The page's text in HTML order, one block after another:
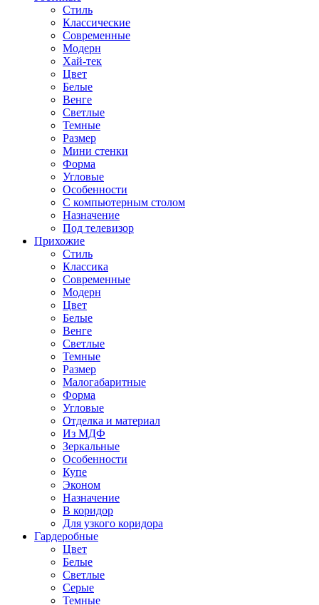
Стиль
Классические
Современные
Модерн
Хай-тек
Цвет
Белые
Венге
Светлые
Темные
Размер
Мини стенки
Форма
Угловые
Особенности
С компьютерным столом
Назначение
Под телевизор
Прихожие
Стиль
Классика
Современные
Модерн
Цвет
Белые
Венге
Светлые
Темные
Размер
Малогабаритные
Форма
Угловые
Отделка и материал
Из МДФ
Зеркальные
Особенности
Купе
Эконом
Назначение
В коридор
Для узкого коридора
Гардеробные
Цвет
Белые
Светлые
Серые
Темные